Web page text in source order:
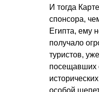
И тогда
спонсора,
Египта, ему
получало
туристов,
посещавших
особой